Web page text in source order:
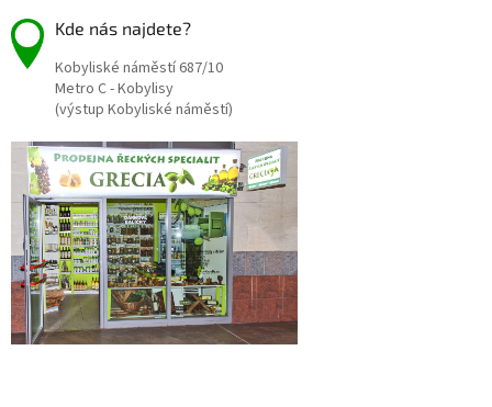
Kde nás najdete?
Kobyliské náměstí 687/10
Metro C - Kobylisy
(výstup Kobyliské náměstí)